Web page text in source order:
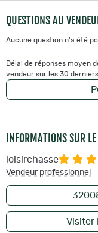
QUESTIONS AU
Aucune question n'a été
Délai de réponses moyen
vendeur sur les 30
INFORMATIONS SUR LE
loisirchasse
Vendeur professionnel
Visiter